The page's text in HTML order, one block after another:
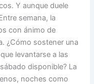
Y aunque duele
semana, la
con ánimo de
¿Cómo sostener una
levantarse a las
disponible? La
noches como